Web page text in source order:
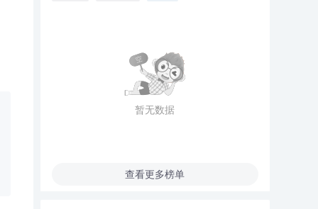
暂无数据
查看更多榜单